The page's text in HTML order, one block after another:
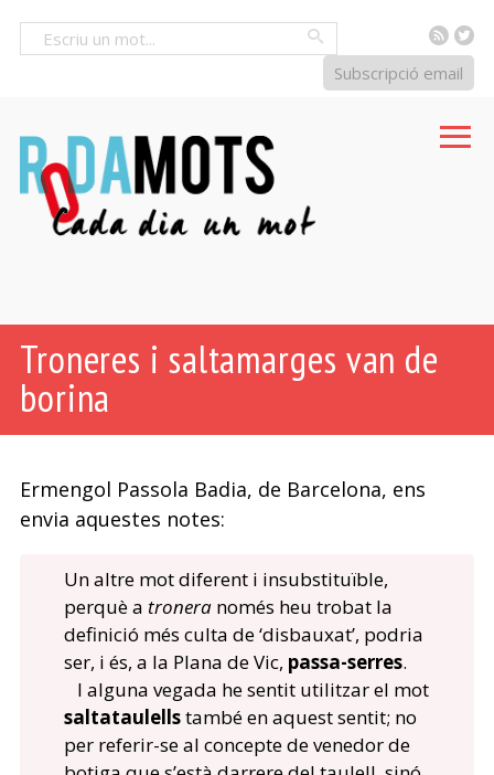
RSS
Subscripció email
Troneres i saltamarges van de
borina
Ermengol Passola Badia, de Barcelona, ens
envia aquestes notes:
Un altre mot diferent i insubstituïble,
perquè a troneranomés heu trobat la
definició més culta de ‘disbauxat’, podria
ser, i és, a la Plana de Vic, passa-serres.
I alguna vegada he sentit utilitzar el mot
saltataulellstambé en aquest sentit; no
per referir-se al concepte de venedor de